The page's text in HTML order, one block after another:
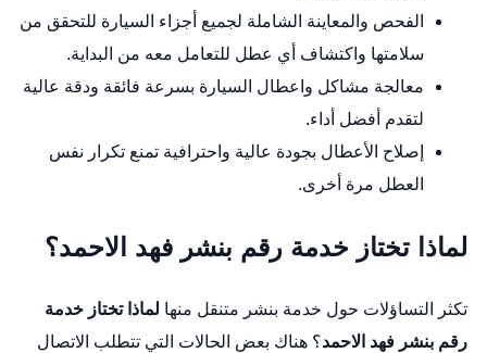
الفحص والمعاينة الشاملة لجميع أجزاء السيارة للتحقق من
سلامتها واكتشاف أي عطل للتعامل معه من البداية.
معالجة مشاكل واعطال السيارة بسرعة فائقة ودقة عالية
لتقدم أفضل أداء.
إصلاح الأعطال بجودة عالية واحترافية تمنع تكرار نفس
العطل مرة أخرى.
لماذا تختاز خدمة رقم بنشر فهد الاحمد؟
تكثر التساؤلات حول خدمة بنشر متنقل منها لماذا تختاز خدمة
رقم بنشر فهد الاحمد؟ هناك بعض الحالات التي تتطلب الاتصال